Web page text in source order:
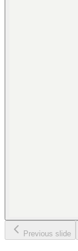
Previous slide